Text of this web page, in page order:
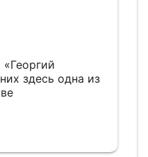
здесь одна из